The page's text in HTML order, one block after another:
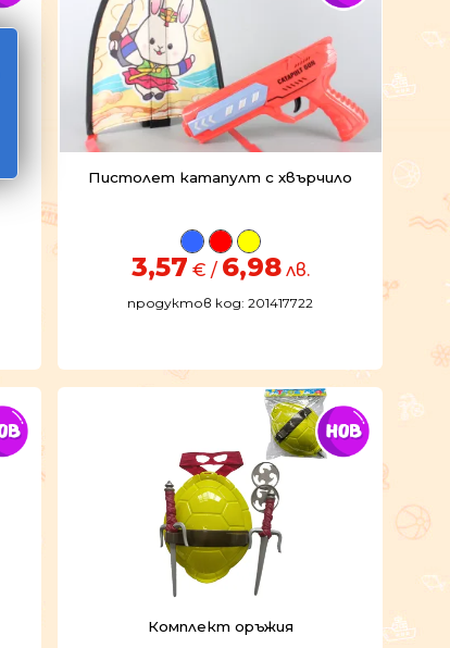
Пистолет катапулт с хвърчило
3,57 € / 6,98лв.
продуктов код: 201417722
Комплект оръжия